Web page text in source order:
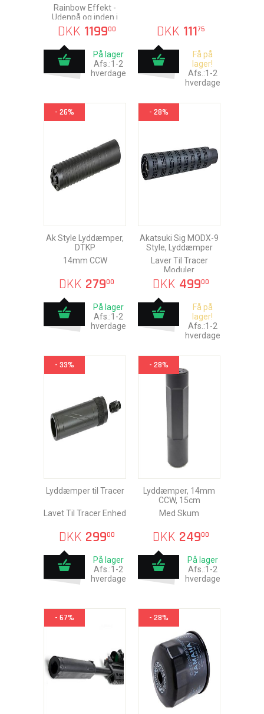
Rainbow Effekt -
Udenpå og inden i
DKK 119900
På lager
Afs.:1-2
hverdage
DKK 11175
Få på
lager!
Afs.:1-2
hverdage
- 26%
Ak Style Lyddæmper,
DTKP
14mm CCW
DKK 27900
På lager
Afs.:1-2
hverdage
- 28%
Akatsuki Sig MODX-9
Style, Lyddæmper
Laver Til Tracer
Moduler
DKK 49900
Få på
lager!
Afs.:1-2
hverdage
- 33%
Lyddæmper til Tracer
Lavet Til Tracer Enhed
DKK 29900
På lager
Afs.:1-2
hverdage
- 28%
Lyddæmper, 14mm
CCW, 15cm
Med Skum
DKK 24900
På lager
Afs.:1-2
hverdage
- 67% - 28%